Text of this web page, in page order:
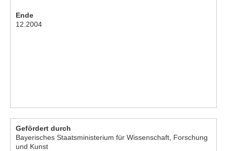
Ende
12.2004
Gefördert durch
Bayerisches Staatsministerium für Wissenschaft, Forschung
und Kunst